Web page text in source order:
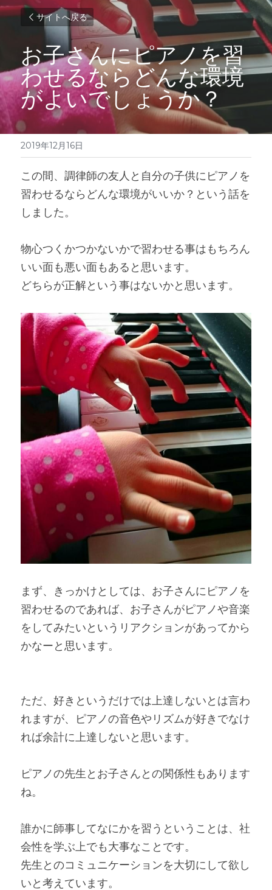
サイトへ戻る
お子さんにピアノを習
わせるならどんな環境
がよいでしょうか？
2019年12月16日
この間、調律師の友人と自分の子供にピアノを
習わせるならどんな環境がいいか？という話を
しました。
物心つくかつかないかで習わせる事はもちろん
いい面も悪い面もあると思います。
どちらが正解という事はないかと思います。
まず、きっかけとしては、お子さんにピアノを
習わせるのであれば、お子さんがピアノや音楽
をしてみたいというリアクションがあってから
かなーと思います。
ただ、好きというだけでは上達しないとは言わ
れますが、ピアノの音色やリズムが好きでなけ
れば余計に上達しないと思います。
ピアノの先生とお子さんとの関係性もあります
ね。
誰かに師事してなにかを習うということは、社
会性を学ぶ上でも大事なことです。
先生とのコミュニケーションを大切にして欲し
いと考えています。